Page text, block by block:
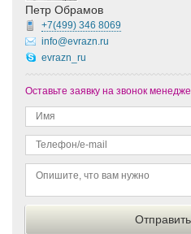
Петр Обрамов
+7(499) 346 8069
info@evrazn.ru
evrazn_ru
Оставьте заявку на звонок